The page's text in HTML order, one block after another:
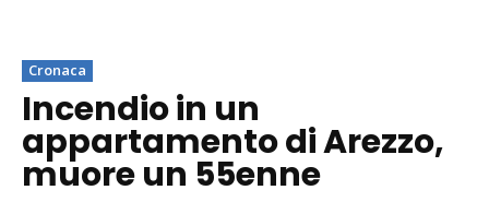
Cronaca
Incendio in un
appartamento di Arezzo,
muore un 55enne